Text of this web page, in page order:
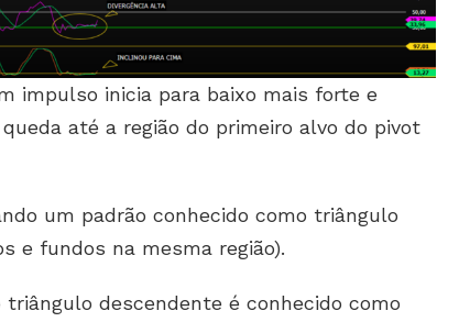
impulso inicia para baixo mais forte e
até a região do primeiro alvo do pivot
um padrão conhecido como triângulo
e fundos na mesma região).
descendente é conhecido como